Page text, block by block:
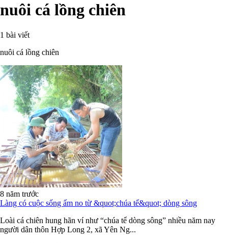
nuôi cá lồng chiên
1 bài viết
nuôi cá lồng chiên
8 năm trước
Làng có cuộc sống ấm no từ &quot;chúa tể&quot; dòng sông
Loài cá chiên hung hãn ví như “chúa tể dòng sông” nhiều năm nay
người dân thôn Hợp Long 2, xã Yên Ng...